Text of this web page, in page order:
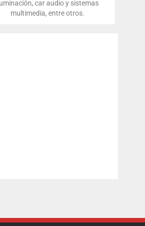
car audio y sistemas
multimedia, entre otros.